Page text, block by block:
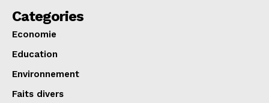
Categories
Economie
Education
Environnement
Faits divers